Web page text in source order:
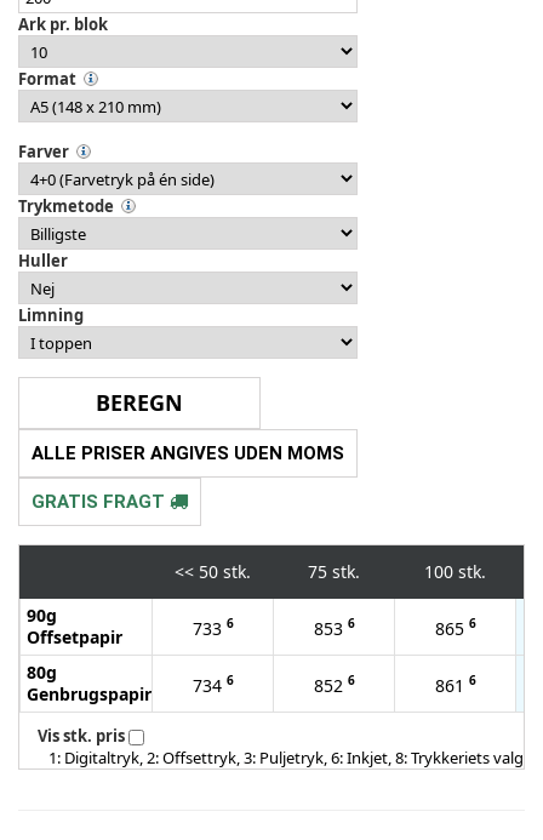
Ark pr. blok
Format
Farver
Trykmetode
Huller
Limning
ALLE PRISER ANGIVES UDEN MOMS
GRATIS FRAGT
<< 50 stk. 75 stk.
100 stk.
90g
Offsetpapir
733 6 853 6 865 6
80g
Genbrugspapir
734 6 852 6 861 6
Vis stk. pris
1: Digitaltryk, 2: Offsettryk, 3: Puljetryk, 6: Inkjet, 8: Trykkeriets valg